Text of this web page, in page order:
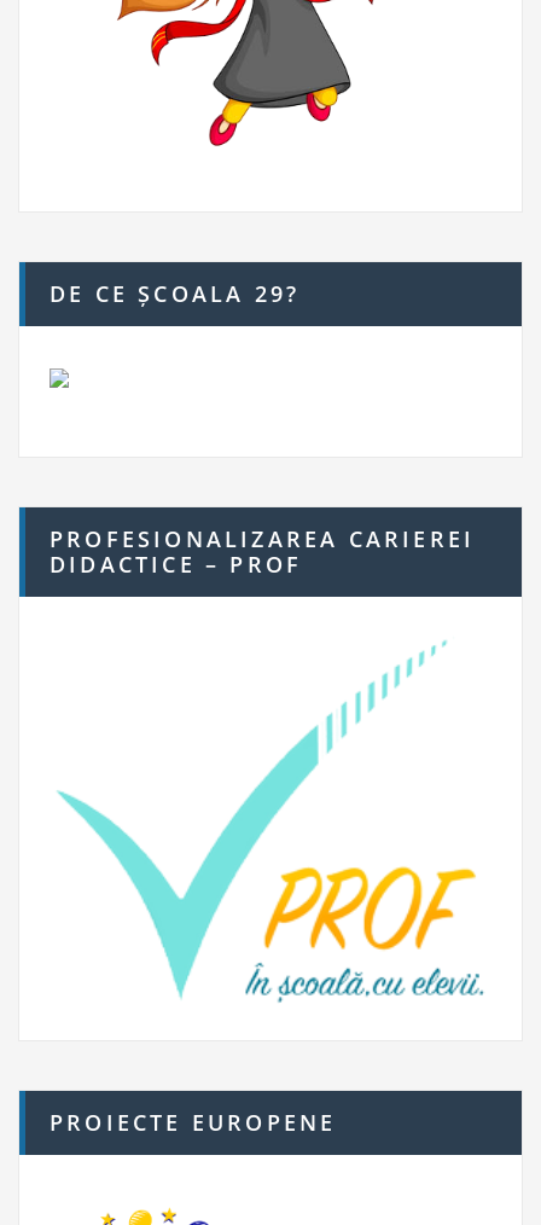
DE CE ȘCOALA 29?
PROFESIONALIZAREA CARIEREI
DIDACTICE – PROF
PROIECTE EUROPENE